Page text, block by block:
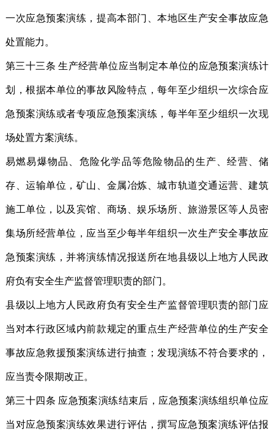
一次应急预案演练，提高本部门、本地区生产安全事故应急
处置能力。
第三十三条 生产经营单位应当制定本单位的应急预案演练计
划，根据本单位的事故风险特点，每年至少组织一次综合应
急预案演练或者专项应急预案演练，每半年至少组织一次现
场处置方案演练。
易燃易爆物品、危险化学品等危险物品的生产、经营、储
存、运输单位，矿山、金属冶炼、城市轨道交通运营、建筑
施工单位，以及宾馆、商场、娱乐场所、旅游景区等人员密
集场所经营单位，应当至少每半年组织一次生产安全事故应
急预案演练，并将演练情况报送所在地县级以上地方人民政
府负有安全生产监督管理职责的部门。
县级以上地方人民政府负有安全生产监督管理职责的部门应
当对本行政区域内前款规定的重点生产经营单位的生产安全
事故应急救援预案演练进行抽查；发现演练不符合要求的，
应当责令限期改正。
第三十四条 应急预案演练结束后，应急预案演练组织单位应
当对应急预案演练效果进行评估，撰写应急预案演练评估报